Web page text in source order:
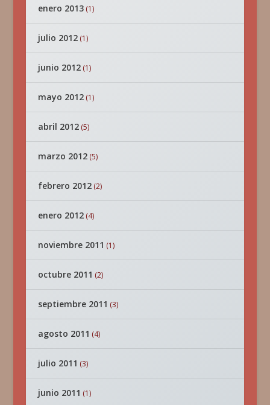
enero 2013(1)
julio 2012(1)
junio 2012(1)
mayo 2012(1)
abril 2012(5)
marzo 2012(5)
febrero 2012(2)
enero 2012(4)
noviembre 2011 (1)
octubre 2011 (2)
septiembre 2011 (3)
agosto 2011 (4)
julio 2011 (3)
junio 2011 (1)